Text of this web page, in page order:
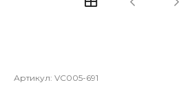
Артикул: VC005-691